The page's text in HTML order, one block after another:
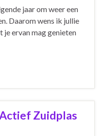
jaar om weer een
Daarom wens ik jullie
je ervan mag genieten
Zuidplas